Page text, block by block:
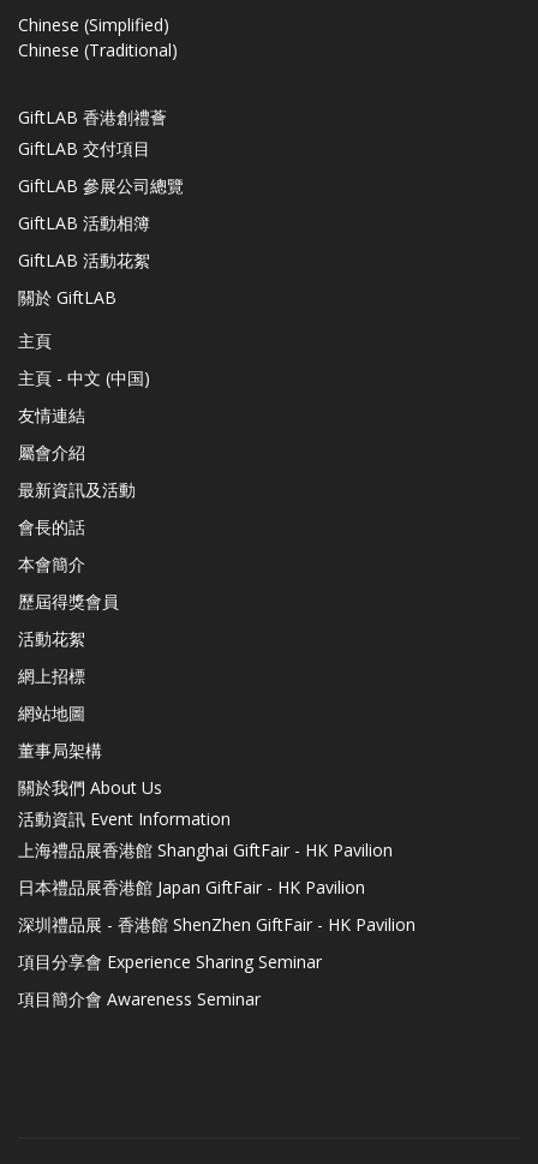
Chinese (Simplified)
Chinese (Traditional)
GiftLAB 香港創禮薈
GiftLAB 交付項目
GiftLAB 參展公司總覽
GiftLAB 活動相簿
GiftLAB 活動花絮
關於 GiftLAB
主頁
主頁 - 中文 (中国)
友情連結
屬會介紹
最新資訊及活動
會長的話
本會簡介
歷屆得獎會員
活動花絮
網上招標
網站地圖
董事局架構
關於我們 About Us
活動資訊 Event Information
上海禮品展香港館 Shanghai GiftFair - HK Pavilion
日本禮品展香港館 Japan GiftFair - HK Pavilion
深圳禮品展 - 香港館 ShenZhen GiftFair - HK Pavilion
項目分享會 Experience Sharing Seminar
項目簡介會 Awareness Seminar